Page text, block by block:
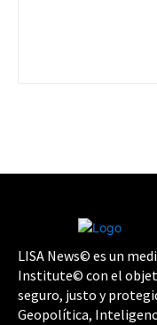
LISA News© es un
Institute© con el
seguro, justo y
Geopolítica,